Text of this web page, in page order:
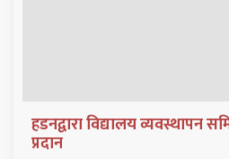
हडनद्वारा विद्यालय व्यवस्थापन
प्रदान